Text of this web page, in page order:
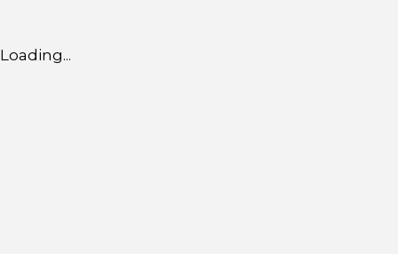
Loading...